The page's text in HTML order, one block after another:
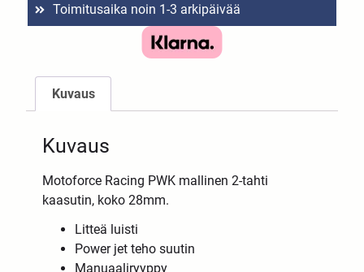
Toimitusaika noin 1-3 arkipäivää
Kuvaus
Kuvaus
Motoforce Racing PWK mallinen 2-tahti
kaasutin, koko 28mm.
Litteä luisti
Power jet teho suutin
Manuaaliryyppy